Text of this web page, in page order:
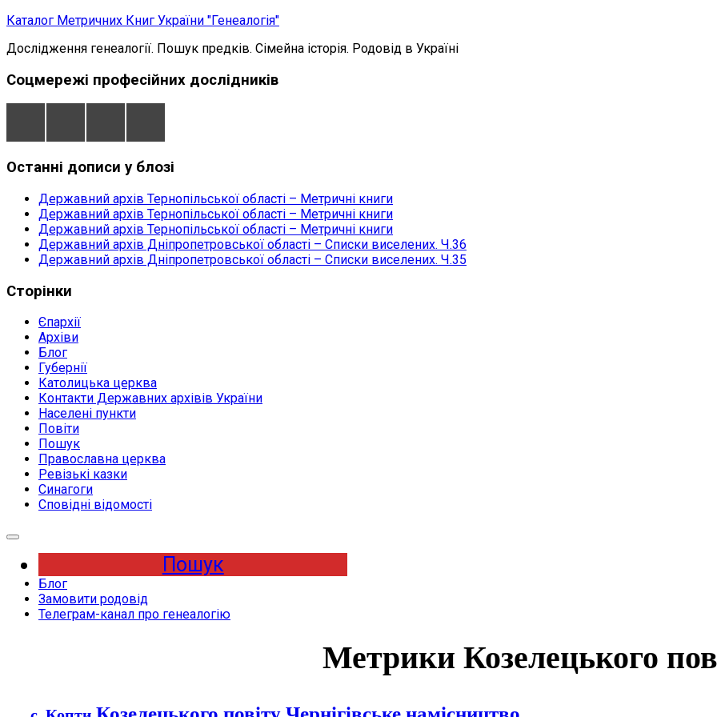
Skip
content
Каталог Метричних Книг України "Генеалогія"
Дослідження генеалогії. Пошук предків. Сімейна історія. Родовід в Україні
Соцмережі професійних дослідників
Останні дописи у блозі
Державний архів Тернопільської області – Метричні книги
Державний архів Тернопільської області – Метричні книги
Державний архів Тернопільської області – Метричні книги
Державний архів Дніпропетровської області – Списки виселених. Ч.36
Державний архів Дніпропетровської області – Списки виселених. Ч.35
Сторінки
Єпархії
Архіви
Блог
Губернії
Католицька церква
Контакти Державних архівів України
Населені пункти
Повіти
Пошук
Православна церква
Ревізькі казки
Синагоги
Сповідні відомості
Expand
Пошук
Блог
Замовити родовід
Телеграм-канал про генеалогію
Метрики Козелецького